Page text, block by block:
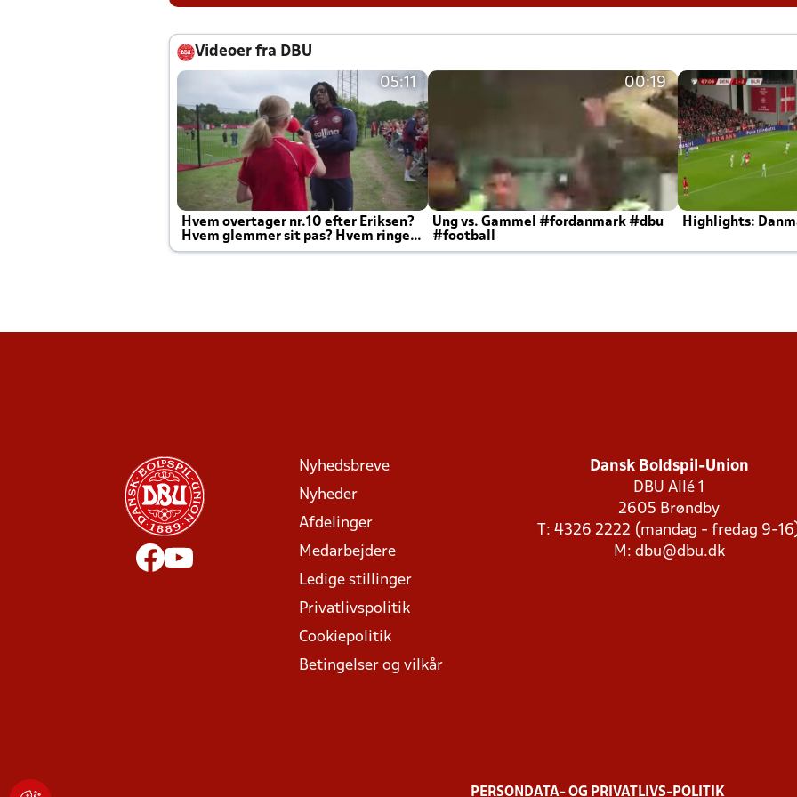
Videoer fra DBU
05:11
Hvem overtager nr.10 efter Eriksen?
Hvem glemmer sit pas? Hvem ringer
Joachim altid til efter kampe?
00:19
Ung vs. Gammel #fordanmark #dbu
#football
Highlights:
Nyhedsbreve
Nyheder
Afdelinger
Medarbejdere
Ledige stillinger
Privatlivspolitik
Cookiepolitik
Betingelser og vilkår
Dansk Boldspil-Union
DBU Allé 1
2605 Brøndby
T: 4326 2222 (mandag - fredag 9-
M: dbu@dbu.dk
PERSONDATA- OG PRIVATLIVS-POLITIK